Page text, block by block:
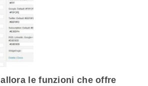
le funzioni che offre